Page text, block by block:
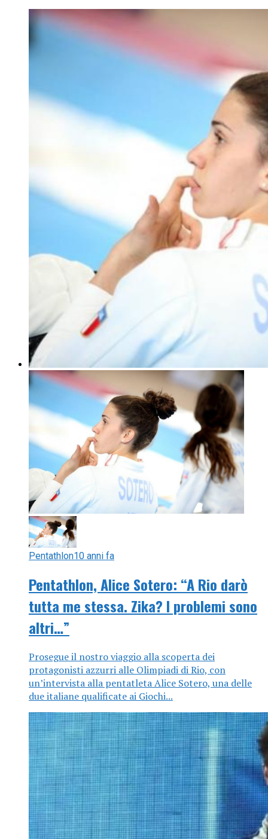
Pentathlon10 anni fa
Pentathlon, Alice Sotero: “A Rio darò
tutta me stessa. Zika? I problemi sono
altri…”
Prosegue il nostro viaggio alla scoperta dei
protagonisti azzurri alle Olimpiadi di Rio, con
un’intervista alla pentatleta Alice Sotero, una delle
due italiane qualificate ai Giochi...